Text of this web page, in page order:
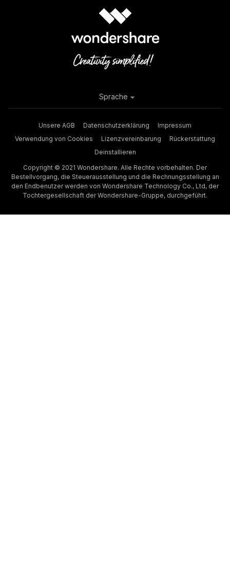
Unsere AGB Datenschutzerklärung
Impressum
Verwendung von Cookies
Lizenzvereinbarung
Rückerstattung
Deinstallieren
Copyright © 2021 Wondershare. Alle Rechte vorbehalten. Der
Bestellvorgang, die Steuerausstellung und die Rechnungsstellung an
den Endbenutzer werden von Wondershare Technology Co., Ltd, der
Tochtergesellschaft der Wondershare-Gruppe, durchgeführt.
Sprache